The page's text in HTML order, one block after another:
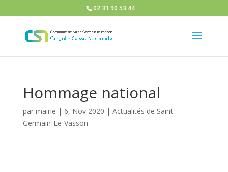
02 31 90 53 44
Hommage national
par mairie | 6, Nov 2020 | Actualités de Saint-
Germain-Le-Vasson